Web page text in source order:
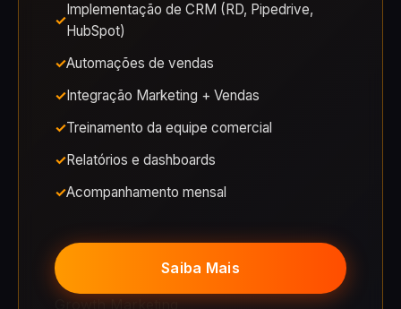
Implementação de CRM (RD, Pipedrive,
HubSpot)
Automações de vendas
Integração Marketing + Vendas
Treinamento da equipe comercial
Relatórios e dashboards
Acompanhamento mensal
Saiba Mais
Growth Marketing